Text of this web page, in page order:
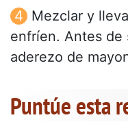
Mezclar y
enfríen. Antes de
aderezo de
Puntúe esta